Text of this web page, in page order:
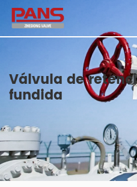
Válvula de
fundida